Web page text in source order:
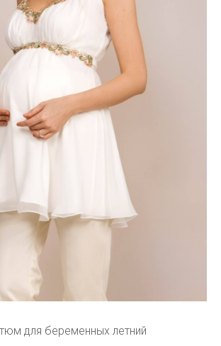
для беременных летний